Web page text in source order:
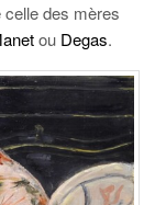
des mères
ou Degas.